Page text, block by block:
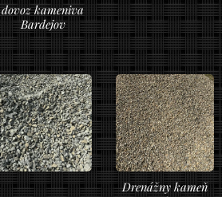
dovoz kameniva
Bardejov
Drenážny kameň